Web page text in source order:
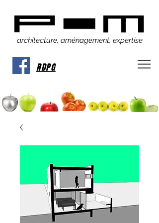
architecture, aménagement, expertise
RDPG